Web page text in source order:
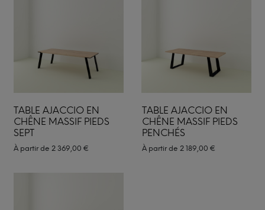
TABLE AJACCIO EN
CHÊNE MASSIF PIEDS
SEPT
À partir de 2 369,00 €
TABLE AJACCIO EN
CHÊNE MASSIF PIEDS
PENCHÉS
À partir de 2 189,00 €